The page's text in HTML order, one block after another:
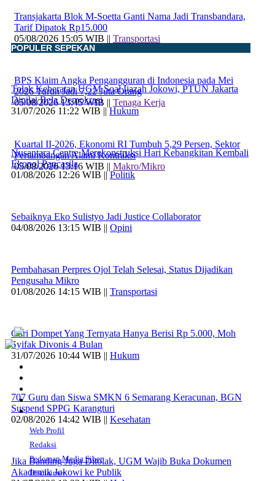
Transjakarta Blok M-Soetta Ganti Nama Jadi Transbandara,
Tarif Dipatok Rp15.000
05/08/2026 15:05 WIB || Transportasi
BPS Klaim Angka Pengangguran di Indonesia pada Mei
2026 Turun Jadi 7,22 Juta Orang
05/08/2026 13:45 WIB || Tenaga Kerja
Kuartal II-2026, Ekonomi RI Tumbuh 5,29 Persen, Sektor
Pertambangan Alami Kontraksi
05/08/2026 13:16 WIB || Makro/Mikro
POPULER SEPEKAN
Tolak Keberatan UGM Soal Ijazah Jokowi, PTUN Jakarta
Dinilai Bela Demokrasi
31/07/2026 11:22 WIB ||Hukum
Nusantara Centre Merekonstruksi Hari Kebangkitan Kembali
Ekopol Pancasila
01/08/2026 12:26 WIB ||Politik
Sebaiknya Eko Sulistyo Jadi Justice Collaborator
04/08/2026 13:15 WIB || Opini
Pembahasan Perpres Ojol Telah Selesai, Status Dijadikan
Pengusaha Mikro
01/08/2026 14:15 WIB || Transportasi
Curi Dompet Yang Ternyata Hanya Berisi Rp 5.000, Moh
Syifak Divonis 4 Bulan
31/07/2026 10:44 WIB || Hukum
707 Guru dan Siswa SMKN 6 Semarang Keracunan, BGN
Suspend SPPG Karangturi
02/08/2026 14:42 WIB || Kesehatan
Jika Banding Juga Ditolak, UGM Wajib Buka Dokumen
Akademik Jokowi ke Publik
Web Profil
Redaksi
Pedoman Media Siber
Disclaimer